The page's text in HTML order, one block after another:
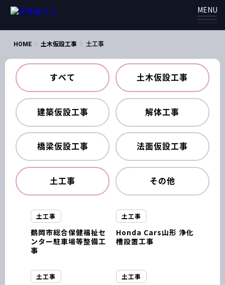
MENU
HOME 土木仮設工事 土工事
すべて 土木仮設工事
建築仮設工事 解体工事
橋梁仮設工事 法面仮設工事
土工事 その他
土工事
鶴岡市総合保健福祉セ
ンター駐車場等整備工
事
土工事
Honda Cars山形 浄化
槽設置工事
土工事 土工事